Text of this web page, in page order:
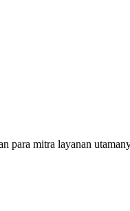
para mitra layanan